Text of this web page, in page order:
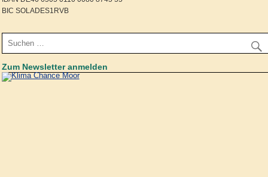
BIC SOLADES1RVB
Zum Newsletter anmelden